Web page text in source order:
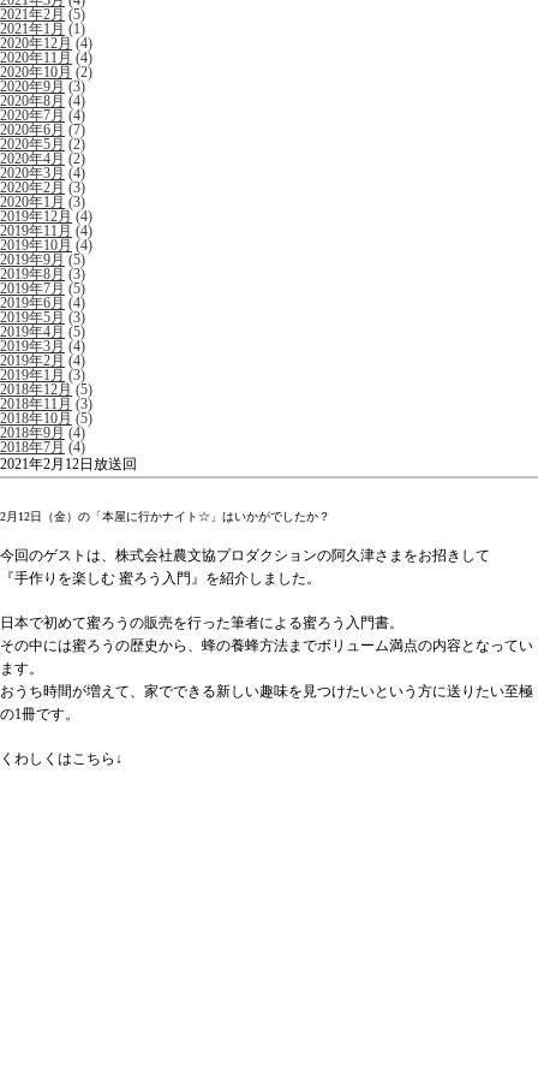
2021年2月 (5)
2021年1月 (1)
2020年12月(4)
2020年11月 (4)
2020年10月 (2)
2020年9月 (3)
2020年8月 (4)
2020年7月 (4)
2020年6月 (7)
2020年5月 (2)
2020年4月 (2)
2020年3月 (4)
2020年2月 (3)
2020年1月 (3)
2019年12月(4)
2019年11月 (4)
2019年10月 (4)
2019年9月 (5)
2019年8月 (3)
2019年7月 (5)
2019年6月 (4)
2019年5月 (3)
2019年4月 (5)
2019年3月 (4)
2019年2月 (4)
2019年1月 (3)
2018年12月(5)
2018年11月 (3)
2018年10月 (5)
2018年9月 (4)
2018年7月 (4)
2021年2月12日放送回
2月12日（金）の「本屋に行かナイト☆」はいかがでしたか？
今回のゲストは、株式会社農文協プロダクションの阿久津さまをお招きして
『手作りを楽しむ 蜜ろう入門』を紹介しました。
日本で初めて蜜ろうの販売を行った筆者による蜜ろう入門書。
その中には蜜ろうの歴史から、蜂の養蜂方法までボリューム満点の内容となってい
ます。
おうち時間が増えて、家でできる新しい趣味を見つけたいという方に送りたい至極
の1冊です。
くわしくはこちら↓